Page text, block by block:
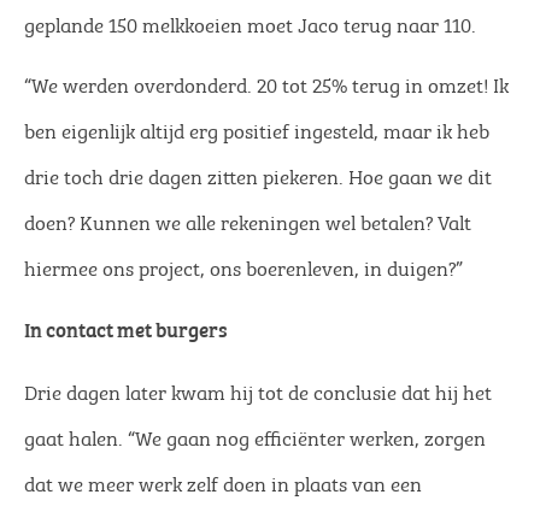
geplande 150 melkkoeien moet Jaco terug naar 110.
“We werden overdonderd. 20 tot 25% terug in omzet! Ik
ben eigenlijk altijd erg positief ingesteld, maar ik heb
drie toch drie dagen zitten piekeren. Hoe gaan we dit
doen? Kunnen we alle rekeningen wel betalen? Valt
hiermee ons project, ons boerenleven, in duigen?”
In contact met burgers
Drie dagen later kwam hij tot de conclusie dat hij het
gaat halen. “We gaan nog efficiënter werken, zorgen
dat we meer werk zelf doen in plaats van een